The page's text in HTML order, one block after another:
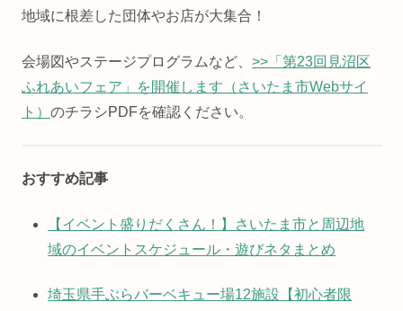
地域に根差した団体やお店が大集合！
会場図やステージプログラムなど、 >>「第23回見沼区
ふれあいフェア」を開催します（さいたま市Webサイ
ト） のチラシPDFを確認ください。
おすすめ記事
【イベント盛りだくさん！】さいたま市と周辺地
域のイベントスケジュール・遊びネタまとめ
埼玉県手ぶらバーベキュー場12施設【初心者限